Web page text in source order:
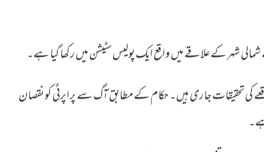
شہر کے علاقے میں واقع ایک پولیس سٹیشن میں رکھا گیا ہے۔
تحقیقات جاری ہیں۔ حکام کے مطابق آگ سے پراپرٹی کو نقصان